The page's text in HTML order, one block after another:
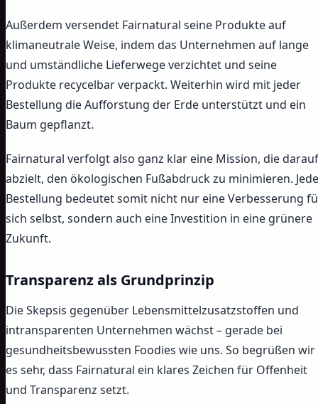
Außerdem versendet Fairnatural seine Produkte auf
klimaneutrale Weise, indem das Unternehmen auf lange
und umständliche Lieferwege verzichtet und seine
Produkte recycelbar verpackt. Weiterhin wird mit jeder
Bestellung die Aufforstung der Erde unterstützt und ein
Baum gepflanzt.
Fairnatural verfolgt also ganz klar eine Mission, die darauf
abzielt, den ökologischen Fußabdruck zu minimieren. Jede
Bestellung bedeutet somit nicht nur eine Verbesserung
sich selbst, sondern auch eine Investition in eine grünere
Zukunft.
Transparenz als Grundprinzip
Die Skepsis gegenüber Lebensmittelzusatzstoffen und
intransparenten Unternehmen wächst – gerade bei
gesundheitsbewussten Foodies wie uns. So begrüßen wir
es sehr, dass Fairnatural ein klares Zeichen für Offenheit
und Transparenz setzt.